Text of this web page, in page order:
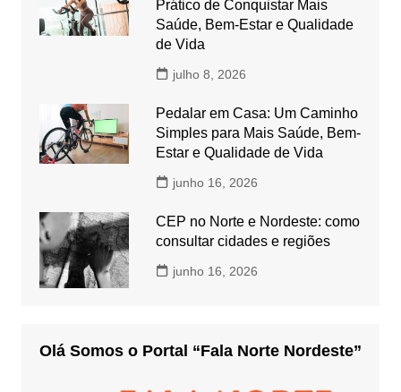
Prático de Conquistar Mais
Saúde, Bem-Estar e Qualidade
de Vida
julho 8, 2026
Pedalar em Casa: Um Caminho
Simples para Mais Saúde, Bem-
Estar e Qualidade de Vida
junho 16, 2026
CEP no Norte e Nordeste: como
consultar cidades e regiões
junho 16, 2026
Olá Somos o Portal “Fala Norte Nordeste”